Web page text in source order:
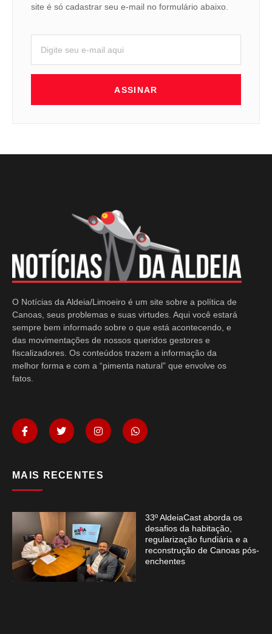
site é só cadastrar seu e-mail no formulário abaixo.
ASSINAR
O Notícias da Aldeia/Limoeiro é um site sobre a política de
Canoas, seus problemas e suas virtudes. Aqui você estará
sempre bem informado sobre o que está acontecendo, e
das movimentações de nossos queridos gestores e
fiscalizadores. Os conteúdos trazem a informação da
melhor forma e com a “pimenta natural” que envolve os
fatos.
MAIS RECENTES
33º AldeiaCast aborda os
desafios da habitação,
regularização fundiária e a
reconstrução de Canoas pós-
enchentes